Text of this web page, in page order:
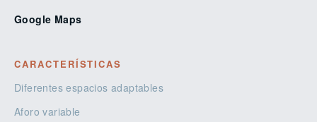
Google Maps
CARACTERÍSTICAS
Diferentes espacios adaptables
Aforo variable